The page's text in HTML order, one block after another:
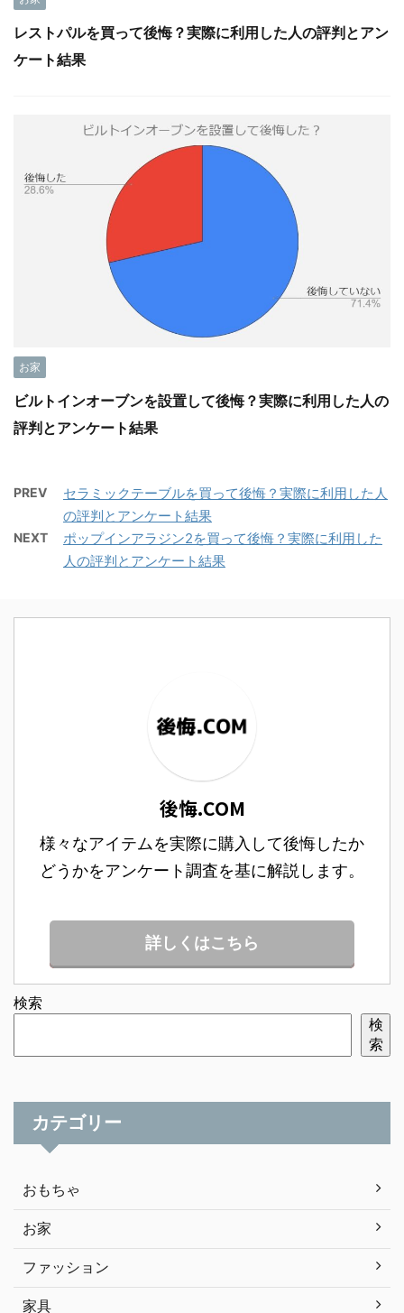
レストパルを買って後悔？実際に利用した人の評判とアン
ケート結果
お家
ビルトインオーブンを設置して後悔？実際に利用した人の
評判とアンケート結果
PREV
セラミックテーブルを買って後悔？実際に利用した人
の評判とアンケート結果
NEXT
ポップインアラジン2を買って後悔？実際に利用した
人の評判とアンケート結果
後悔.COM
様々なアイテムを実際に購入して後悔したか
どうかをアンケート調査を基に解説します。
詳しくはこちら
検索
検
索
カテゴリー
おもちゃ
お家
ファッション
家具